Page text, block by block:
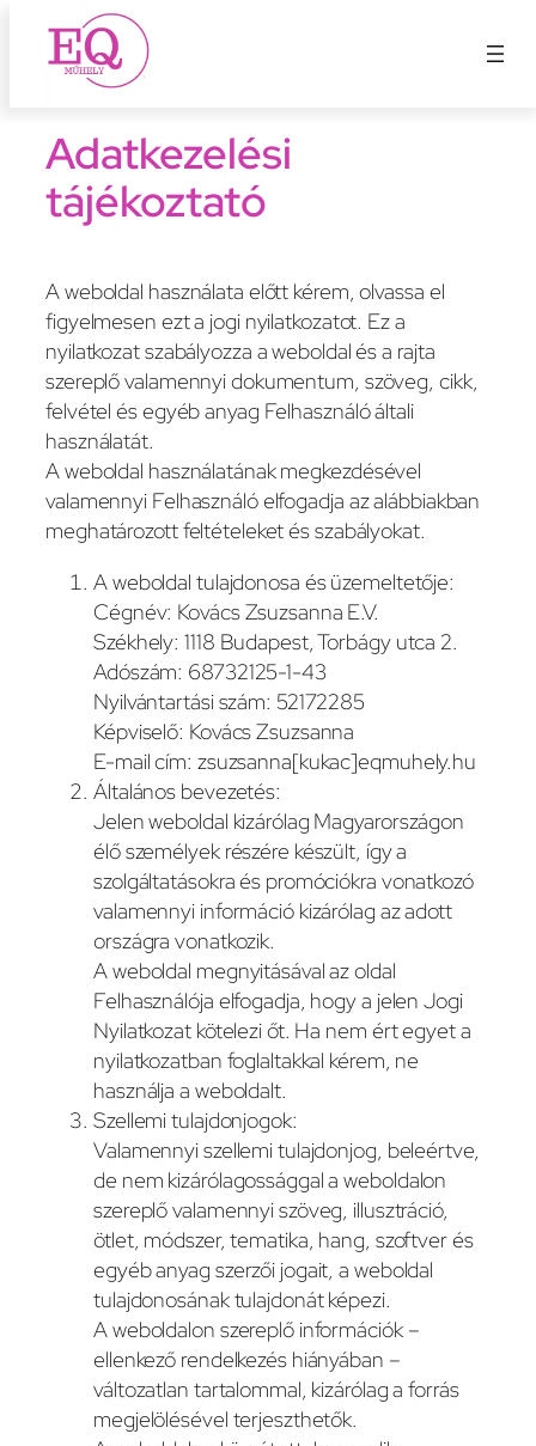
Ugrás
tartalomhoz
Adatkezelési
tájékoztató
A weboldal használata előtt kérem, olvassa el
figyelmesen ezt a jogi nyilatkozatot. Ez a
nyilatkozat szabályozza a weboldal és a rajta
szereplő valamennyi dokumentum, szöveg, cikk,
felvétel és egyéb anyag Felhasználó általi
használatát.
A weboldal használatának megkezdésével
valamennyi Felhasználó elfogadja az alábbiakban
meghatározott feltételeket és szabályokat.
A weboldal tulajdonosa és üzemeltetője:
Cégnév: Kovács Zsuzsanna E.V.
Székhely: 1118 Budapest, Torbágy utca 2.
Adószám: 68732125-1-43
Nyilvántartási szám: 52172285
Képviselő: Kovács Zsuzsanna
E-mail cím: zsuzsanna[kukac]eqmuhely.hu
Általános bevezetés:
Jelen weboldal kizárólag Magyarországon
élő személyek részére készült, így a
szolgáltatásokra és promóciókra vonatkozó
valamennyi információ kizárólag az adott
országra vonatkozik.
A weboldal megnyitásával az oldal
Felhasználója elfogadja, hogy a jelen Jogi
Nyilatkozat kötelezi őt. Ha nem ért egyet a
nyilatkozatban foglaltakkal kérem, ne
használja a weboldalt.
Szellemi tulajdonjogok:
Valamennyi szellemi tulajdonjog, beleértve,
de nem kizárólagossággal a weboldalon
szereplő valamennyi szöveg, illusztráció,
ötlet, módszer, tematika, hang, szoftver és
egyéb anyag szerzői jogait, a weboldal
tulajdonosának tulajdonát képezi.
A weboldalon szereplő információk –
ellenkező rendelkezés hiányában –
változatlan tartalommal, kizárólag a forrás
megjelölésével terjeszthetők.